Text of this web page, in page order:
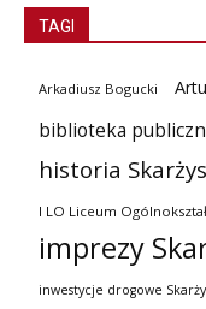
TAGI
Arkadiusz Bogucki
biblioteka
historia
I LO Liceum
imprezy
inwestycje drogowe